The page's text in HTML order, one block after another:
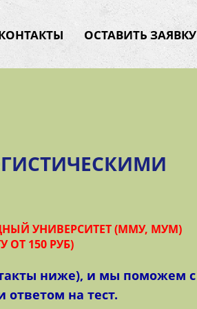
ОСТАВИТЬ ЗАЯВКУ
УНИВЕРСИТЕТ (ММУ, МУМ)
ОТ 150 РУБ)
ниже), и мы поможем с
на тест.